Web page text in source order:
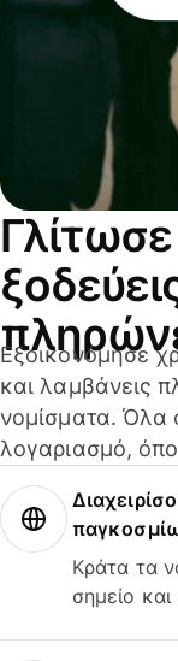
Εξοικονόμησε
και λαμβάνεις
νομίσματα. Όλα
λογαριασμό,
Κράτα τα
σημείο